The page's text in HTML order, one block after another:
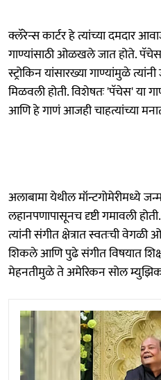
क्लॅरेन्स कार्टर हे त्यांच्या दमदार
गाण्यांसाठी ओळखले जात होते.
स्ट्रोकिन यांसारख्या गाण्यांमुळे
मिळवली होती. विशेषतः 'पॅचेस' या
आणि हे गाणं आजही चाहत्यांच्या
अलाबामा येथील मॉन्टगोमेरीमध्ये
लहानपणापासूनच दृष्टी गमावली
त्यांनी संगीत क्षेत्रात स्वतःची
शिकले आणि पुढे संगीत विषयात
मेहनतीमुळे ते अमेरिकन सोल